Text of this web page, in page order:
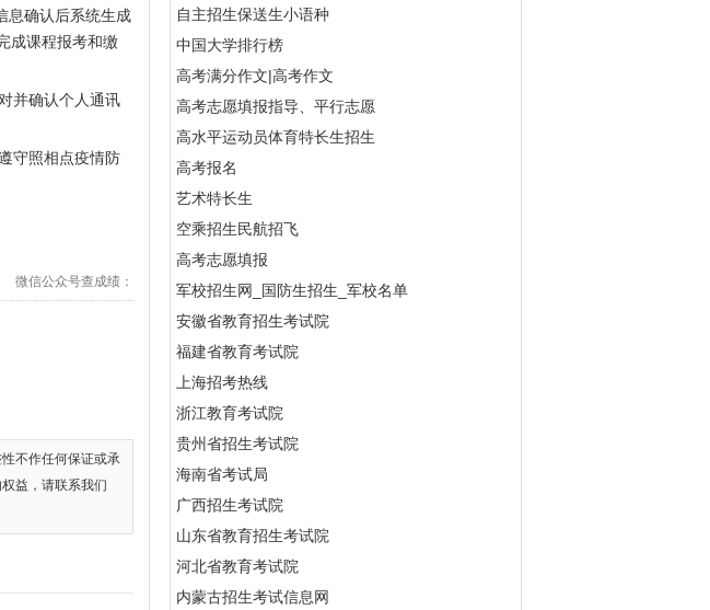
确认后系统生成
成课程报考和缴
并确认个人通讯
守照相点疫情防
微信公众号查成绩：
不作任何保证或承
益，请联系我们
自主招生保送生小语种
中国大学排行榜
高考满分作文|高考作文
高考志愿填报指导、平行志愿
高水平运动员体育特长生招生
高考报名
艺术特长生
空乘招生民航招飞
高考志愿填报
军校招生网_国防生招生_军校名单
安徽省教育招生考试院
福建省教育考试院
上海招考热线
浙江教育考试院
贵州省招生考试院
海南省考试局
广西招生考试院
山东省教育招生考试院
河北省教育考试院
内蒙古招生考试信息网